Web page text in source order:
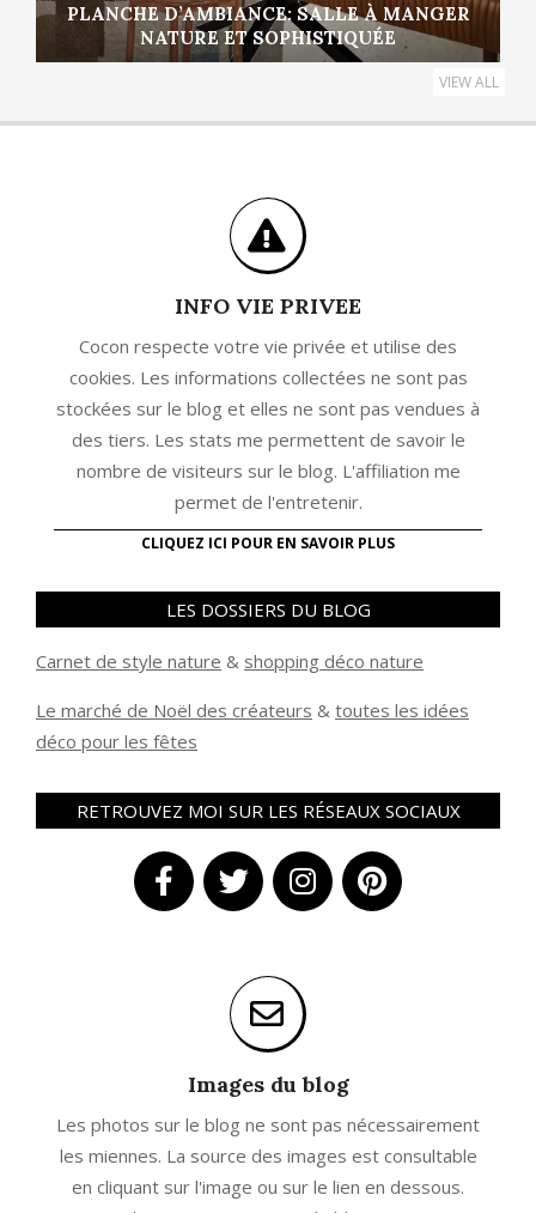
PLANCHE D’AMBIANCE: SALLE À MANGER
NATURE ET SOPHISTIQUÉE
VIEW ALL
INFO VIE PRIVEE
Cocon respecte votre vie privée et utilise des
cookies. Les informations collectées ne sont pas
stockées sur le blog et elles ne sont pas vendues à
des tiers. Les stats me permettent de savoir le
nombre de visiteurs sur le blog. L'affiliation me
permet de l'entretenir.
CLIQUEZ ICI POUR EN SAVOIR PLUS
LES DOSSIERS DU BLOG
Carnet de style nature & shopping déco nature
Le marché de Noël des créateurs & toutes les idées
déco pour les fêtes
RETROUVEZ MOI SUR LES RÉSEAUX SOCIAUX
Images du blog
Les photos sur le blog ne sont pas nécessairement
les miennes. La source des images est consultable
en cliquant sur l'image ou sur le lien en dessous.